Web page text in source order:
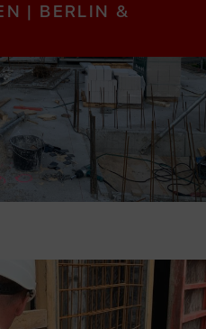
| BERLIN &